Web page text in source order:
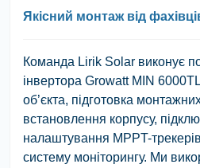
Якісний монтаж від
Команда Lirik Solar виконує
інвертора Growatt MIN
об’єкта, підготовка
встановлення корпусу,
налаштування MPPT-трекерів
систему моніторингу. Ми